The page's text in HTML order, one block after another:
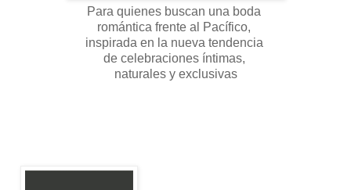
Para quienes buscan una boda
romántica frente al Pacífico,
inspirada en la nueva tendencia
de celebraciones íntimas,
naturales y exclusivas